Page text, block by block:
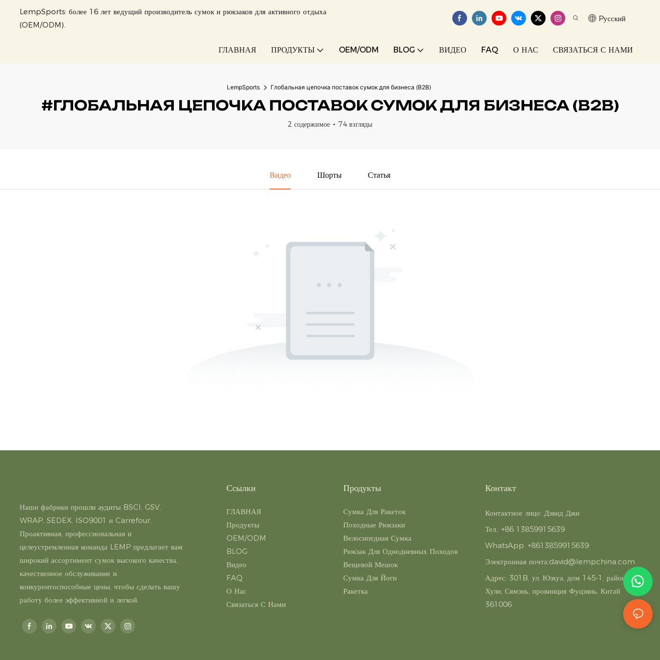
LempSports: более 16 лет ведущий производитель сумок и рюкзаков для активного отдыха
(OEM/ODM).
Pусский
ГЛАВНАЯ ПРОДУКТЫ OEM/ODM BLOG ВИДЕО FAQ О НАС СВЯЗАТЬСЯ С НАМИ
LempSports Глобальная цепочка поставок сумок для бизнеса (B2B)
#ГЛОБАЛЬНАЯ ЦЕПОЧКА ПОСТАВОК СУМОК ДЛЯ БИЗНЕСА (B2B)
2 содержимое 74 взгляды
Видео Шорты Статья
Наши фабрики прошли аудиты BSCI, GSV,
WRAP, SEDEX, ISO9001 и Carrefour.
Проактивная, профессиональная и
целеустремленная команда LEMP предлагает вам
широкий ассортимент сумок высокого качества,
качественное обслуживание и
конкурентоспособные цены, чтобы сделать вашу
работу более эффективной и легкой.
Ссылки
ГЛАВНАЯ
Продукты
OEM/ODM
BLOG
Видео
FAQ
О Нас
Связаться С Нами
Продукты
Сумка Для Ракеток
Походные Рюкзаки
Велосипедная Сумка
Рюкзак Для Однодневных Походов
Вещевой Мешок
Сумка Для Йоги
Ракетка
Контакт
Контактное лицо: Дэвид Джи
Тел.: +86 13859915639
WhatsApp: +8613859915639
Электронная почта:david@lempchina.com
Адрес: 301B, ул. Юэхуа, дом 145-1, район
Хули, Сямэнь, провинция Фуцзянь, Китай
361006